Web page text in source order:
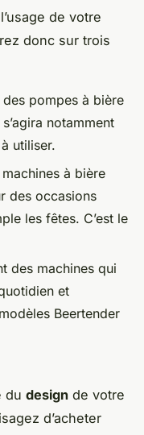
de votre
donc sur trois
pompes à bière
notamment
utiliser.
machines à bière
des occasions
les fêtes. C’est le
des machines qui
et
Beertender
du design de votre
d’acheter